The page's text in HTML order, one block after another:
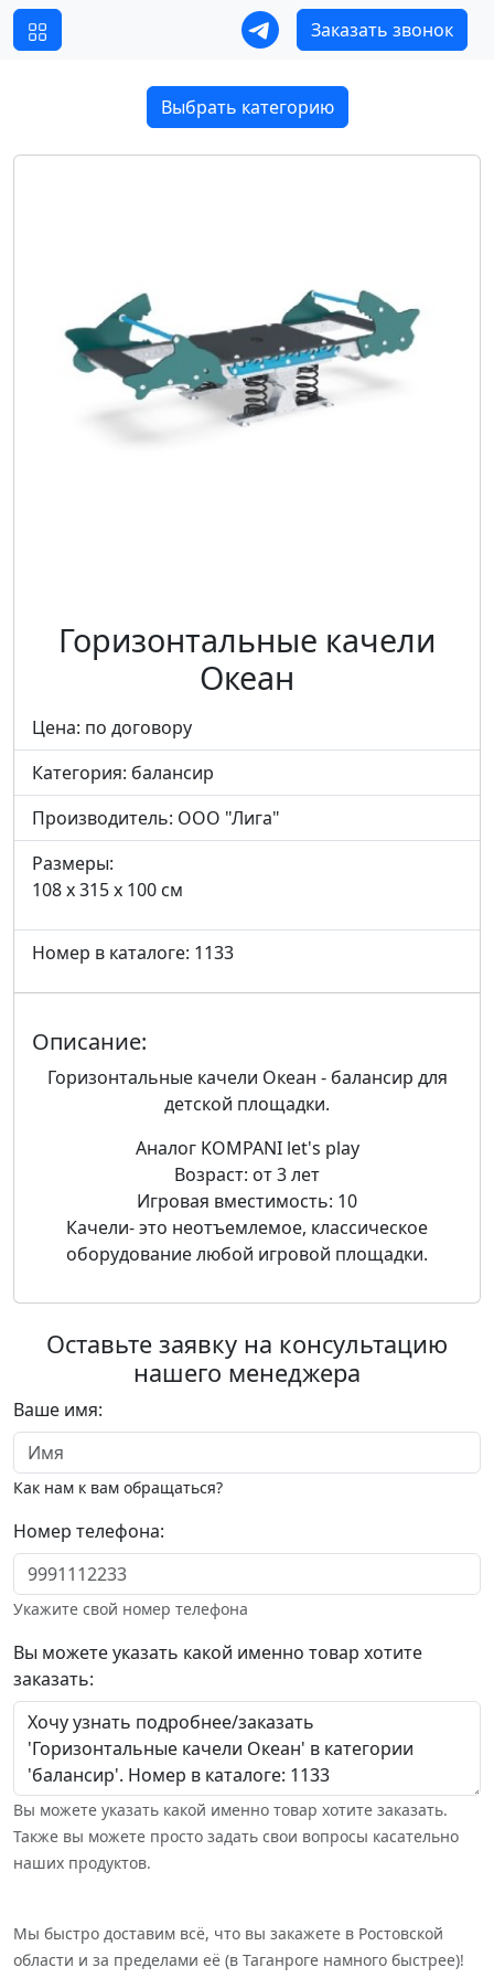
Заказать звонок
Выбрать категорию
Горизонтальные качели
Океан
Цена: по договору
Категория: балансир
Производитель: ООО "Лига"
Размеры:
108 x 315 x 100 см
Номер в каталоге: 1133
Описание:
Горизонтальные качели Океан - балансир для
детской площадки.
Аналог KOMPANI let's play
Возраст: от 3 лет
Игровая вместимость: 10
Качели- это неотъемлемое, классическое
оборудование любой игровой площадки.
Оставьте заявку на консультацию
нашего менеджера
Ваше имя:
Как нам к вам обращаться?
Номер телефона:
Укажите свой номер телефона
Вы можете указать какой именно товар хотите
заказать:
Вы можете указать какой именно товар хотите заказать.
Также вы можете просто задать свои вопросы касательно
наших продуктов.
Мы быстро доставим всё, что вы закажете в Ростовской
области и за пределами её (в Таганроге намного быстрее)!